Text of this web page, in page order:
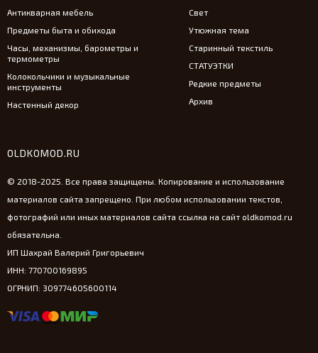
Антикварная мебель
Предметы быта и обихода
Часы, механизмы, барометры и
термометры
Колокольчики и музыкальные
инструменты
Настенный декор
Свет
Утюжная тема
Старинный текстиль
СТАТУЭТКИ
Редкие предметы
Архив
OLDKOMOD.RU
© 2018-2025. Все права защищены. Копирование и использование
материалов сайта запрещено. При любом использовании текстов,
фотографий или иных материалов сайта ссылка на сайт oldkomod.ru
обязательна.
ИП Шахрай Валерий Григорьевич
ИНН: 770700169895
ОГРНИП: 309774605600114